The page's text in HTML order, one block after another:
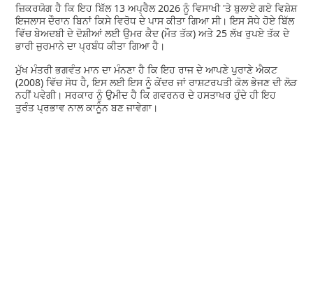
ਜ਼ਿਕਰਯੋਗ ਹੈ ਕਿ ਇਹ ਬਿੱਲ 13 ਅਪ੍ਰੈਲ 2026 ਨੂੰ ਵਿਸਾਖੀ 'ਤੇ ਬੁਲਾਏ ਗਏ ਵਿਸ਼ੇਸ਼
ਇਜਲਾਸ ਦੌਰਾਨ ਬਿਨਾਂ ਕਿਸੇ ਵਿਰੋਧ ਦੇ ਪਾਸ ਕੀਤਾ ਗਿਆ ਸੀ। ਇਸ ਸੋਧੇ ਹੋਏ ਬਿੱਲ
ਵਿੱਚ ਬੇਅਦਬੀ ਦੇ ਦੋਸ਼ੀਆਂ ਲਈ ਉਮਰ ਕੈਦ (ਮੌਤ ਤੱਕ) ਅਤੇ 25 ਲੱਖ ਰੁਪਏ ਤੱਕ ਦੇ
ਭਾਰੀ ਜੁਰਮਾਨੇ ਦਾ ਪ੍ਰਬੰਧ ਕੀਤਾ ਗਿਆ ਹੈ।
ਮੁੱਖ ਮੰਤਰੀ ਭਗਵੰਤ ਮਾਨ ਦਾ ਮੰਨਣਾ ਹੈ ਕਿ ਇਹ ਰਾਜ ਦੇ ਆਪਣੇ ਪੁਰਾਣੇ ਐਕਟ
(2008) ਵਿੱਚ ਸੋਧ ਹੈ, ਇਸ ਲਈ ਇਸ ਨੂੰ ਕੇਂਦਰ ਜਾਂ ਰਾਸ਼ਟਰਪਤੀ ਕੋਲ ਭੇਜਣ ਦੀ ਲੋੜ
ਨਹੀਂ ਪਵੇਗੀ। ਸਰਕਾਰ ਨੂੰ ਉਮੀਦ ਹੈ ਕਿ ਗਵਰਨਰ ਦੇ ਹਸਤਾਖਰ ਹੁੰਦੇ ਹੀ ਇਹ
ਤੁਰੰਤ ਪ੍ਰਭਾਵ ਨਾਲ ਕਾਨੂੰਨ ਬਣ ਜਾਵੇਗਾ।